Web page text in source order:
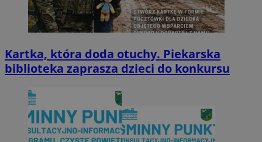
Kartka, która doda otuchy. Piekarska
biblioteka zaprasza dzieci do konkursu